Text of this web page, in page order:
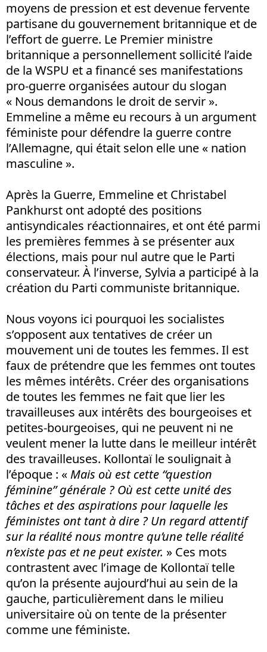
moyens de pression et est devenue fervente
partisane du gouvernement britannique et de
l’effort de guerre. Le Premier ministre
britannique a personnellement sollicité l’aide
de la WSPU et a financé ses manifestations
pro-guerre organisées autour du slogan
« Nous demandons le droit de servir ».
Emmeline a même eu recours à un argument
féministe pour défendre la guerre contre
l’Allemagne, qui était selon elle une « nation
masculine ».
Après la Guerre, Emmeline et Christabel
Pankhurst ont adopté des positions
antisyndicales réactionnaires, et ont été parmi
les premières femmes à se présenter aux
élections, mais pour nul autre que le Parti
conservateur. À l’inverse, Sylvia a participé à la
création du Parti communiste britannique.
Nous voyons ici pourquoi les socialistes
s’opposent aux tentatives de créer un
mouvement uni de toutes les femmes. Il est
faux de prétendre que les femmes ont toutes
les mêmes intérêts. Créer des organisations
de toutes les femmes ne fait que lier les
travailleuses aux intérêts des bourgeoises et
petites-bourgeoises, qui ne peuvent ni ne
veulent mener la lutte dans le meilleur intérêt
des travailleuses. Kollontaï le soulignait à
l’époque : «Mais où est cette “question
féminine” générale ? Où est cette unité des
tâches et des aspirations pour laquelle les
féministes ont tant à dire ? Un regard attentif
sur la réalité nous montre qu’une telle réalité
n’existe pas et ne peut exister. » Ces mots
contrastent avec l’image de Kollontaï telle
qu’on la présente aujourd’hui au sein de la
gauche, particulièrement dans le milieu
universitaire où on tente de la présenter
comme une féministe.